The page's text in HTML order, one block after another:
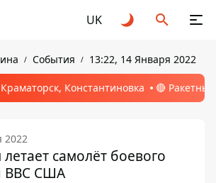
UK
События 13:22, 14 Января 2022
Константиновка 🔴
2022
самолёт боевого
ВВС США